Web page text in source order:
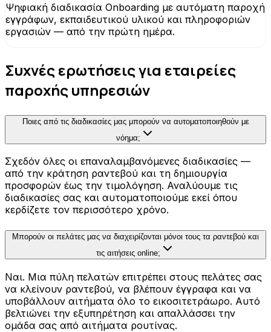
Ψηφιακή διαδικασία Onboarding με αυτόματη παροχή
εγγράφων, εκπαιδευτικού υλικού και πληροφοριών
εργασιών — από την πρώτη ημέρα.
Συχνές ερωτήσεις για εταιρείες
παροχής υπηρεσιών
Ποιες από τις διαδικασίες μας μπορούν να αυτοματοποιηθούν με
νόημα;
Σχεδόν όλες οι επαναλαμβανόμενες διαδικασίες —
από την κράτηση ραντεβού και τη δημιουργία
προσφορών έως την τιμολόγηση. Αναλύουμε τις
διαδικασίες σας και αυτοματοποιούμε εκεί όπου
κερδίζετε τον περισσότερο χρόνο.
Μπορούν οι πελάτες μας να διαχειρίζονται μόνοι τους τα ραντεβού και
τις αιτήσεις online;
Ναι. Μια πύλη πελατών επιτρέπει στους πελάτες σας
να κλείνουν ραντεβού, να βλέπουν έγγραφα και να
υποβάλλουν αιτήματα όλο το εικοσιτετράωρο. Αυτό
βελτιώνει την εξυπηρέτηση και απαλλάσσει την
ομάδα σας από αιτήματα ρουτίνας.